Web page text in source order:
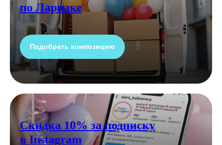
по Ларнаке
Подобрать композицию
Скидка 10% за подписку
в Instagram